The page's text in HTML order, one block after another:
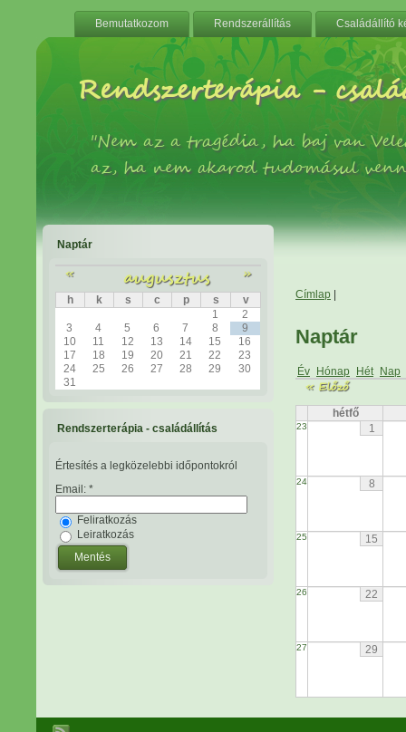
Bemutatkozom Rendszerállítás Családállító
Rendszerterápia -
"Nem az a tragédia, ha baj van
az, ha nem akarod tudomásul
Naptár
« augusztus »
h k s c p s
v
1
2
3
4 5 6 7 8
9
10
11 12 13 14 15
16
17
18 19 20 21 22
23
24
25 26 27 28 29
30
31
Rendszerterápia - családállítás
Értesítés a legközelebbi időpontokról
Email: *
Feliratkozás
Leiratkozás
Címlap
Naptár
Év Hónap Hét Nap
« Előző
hétfő
23 1
24 8
25 15
26 22
27 29